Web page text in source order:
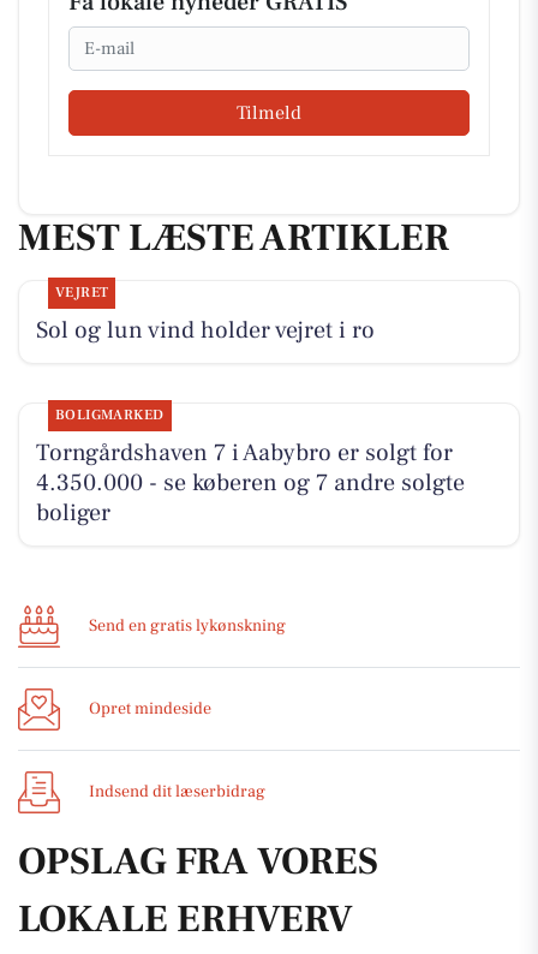
Email
Tilmeld
MEST LÆSTE ARTIKLER
VEJRET
Sol og lun vind holder vejret i ro
BOLIGMARKED
Torngårdshaven 7 i Aabybro er solgt for
4.350.000 - se køberen og 7 andre solgte
boliger
Send en gratis lykønskning
Opret mindeside
Indsend dit læserbidrag
OPSLAG FRA VORES
LOKALE ERHVERV